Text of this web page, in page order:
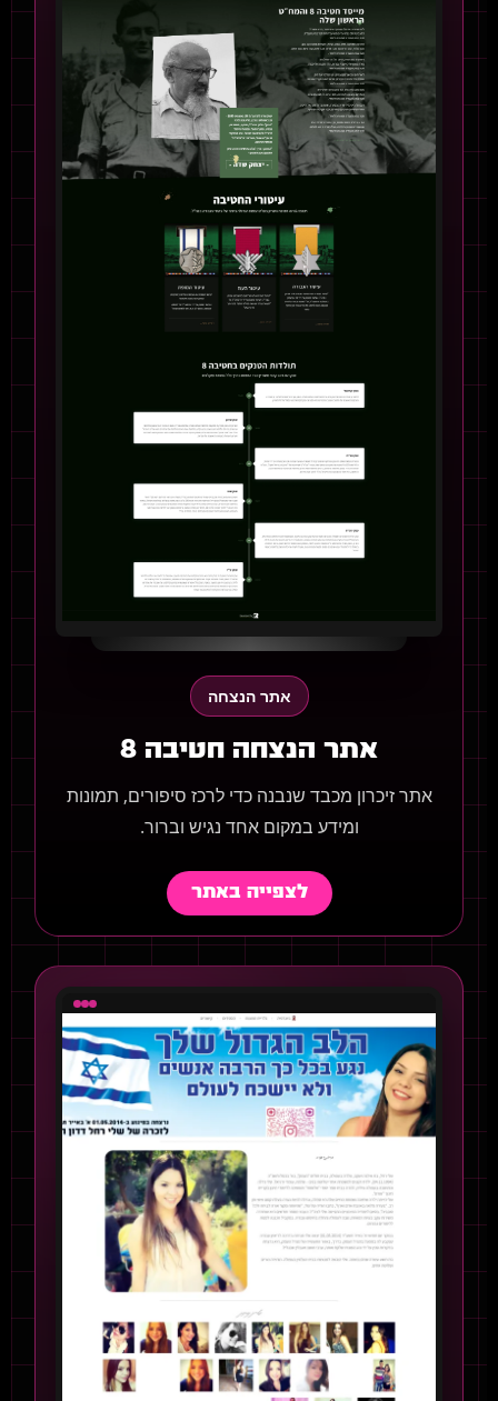
אתר הנצחה
אתר הנצחה חטיבה 8
אתר זיכרון מכבד שנבנה כדי לרכז סיפורים, תמונות
ומידע במקום אחד נגיש וברור.
לצפייה באתר